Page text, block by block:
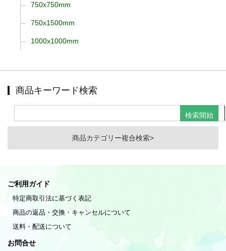
750x750mm
750x1500mm
1000x1000mm
商品キーワード検索
商品カテゴリー複合検索>
ご利用ガイド
特定商取引法に基づく表記
商品の返品・交換・キャンセルについて
送料・配送について
お問合せ